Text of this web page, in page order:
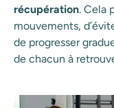
récupération. Cela
mouvements,
de progresser
de chacun à